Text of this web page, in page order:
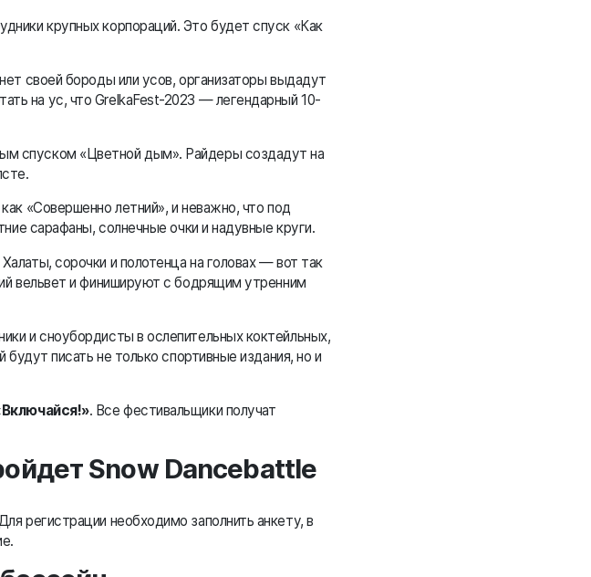
крупных корпораций. Это будет спуск «Как
своей бороды или усов, организаторы выдадут
на ус, что GrelkaFest-2023 — легендарный 10-
спуском «Цветной дым». Райдеры создадут на
«Совершенно летний», и неважно, что под
сарафаны, солнечные очки и надувные круги.
сорочки и полотенца на головах — вот так
вельвет и финишируют с бодрящим утренним
и сноубордисты в ослепительных коктейльных,
писать не только спортивные издания, но и
. Все фестивальщики получат
Snow Dancebattle
регистрации необходимо заполнить анкету, в